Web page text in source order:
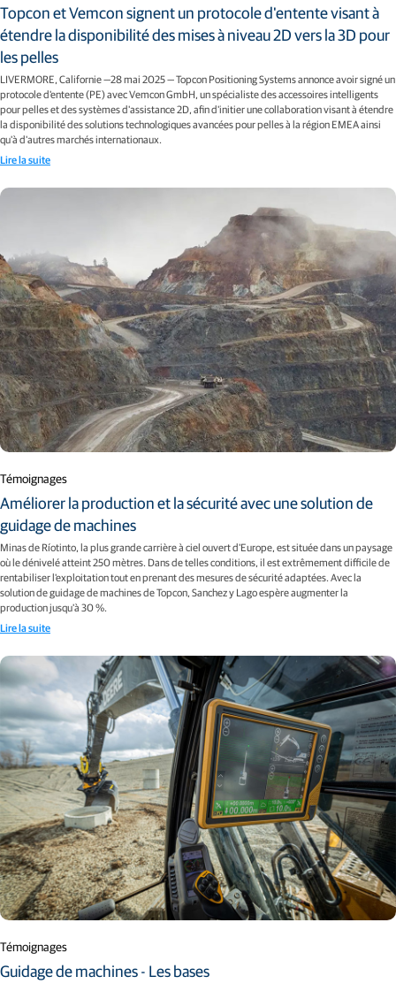
Topcon et Vemcon signent un protocole d'entente visant à
étendre la disponibilité des mises à niveau 2D vers la 3D pour
les pelles
LIVERMORE, Californie —28 mai 2025 — Topcon Positioning Systems annonce avoir signé un
protocole d'entente (PE) avec Vemcon GmbH, un spécialiste des accessoires intelligents
pour pelles et des systèmes d'assistance 2D, afin d'initier une collaboration visant à étendre
la disponibilité des solutions technologiques avancées pour pelles à la région EMEA ainsi
qu'à d'autres marchés internationaux.
Lire la suite
Témoignages
Améliorer la production et la sécurité avec une solution de
guidage de machines
Minas de Ríotinto, la plus grande carrière à ciel ouvert d'Europe, est située dans un paysage
où le dénivelé atteint 250 mètres. Dans de telles conditions, il est extrêmement difficile de
rentabiliser l'exploitation tout en prenant des mesures de sécurité adaptées. Avec la
solution de guidage de machines de Topcon, Sanchez y Lago espère augmenter la
production jusqu'à 30 %.
Lire la suite
Témoignages
Guidage de machines - Les bases